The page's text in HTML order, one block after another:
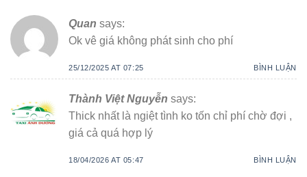
Quan says:
Ok vê giá không phát sinh cho phí
25/12/2025 AT 07:25 BÌNH LUẬN
Thành Việt Nguyễn says:
Thick nhất là ngiệt tình ko tốn chỉ phí chờ đợi ,
giá cả quá hợp lý
18/04/2026 AT 05:47 BÌNH LUẬN